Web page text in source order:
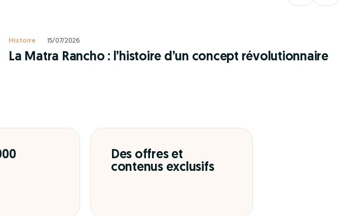
Histoire 15/07/2026
La Matra Rancho : l’histoire d’un concept révolutionnaire
Des offres et
contenus exclusifs